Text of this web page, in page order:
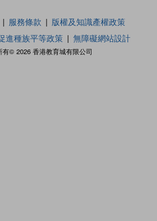
有© 2026 香港教育城有限公司
服務條款
版權及知識產權政策
進種族平等政策 無障礙網站設計